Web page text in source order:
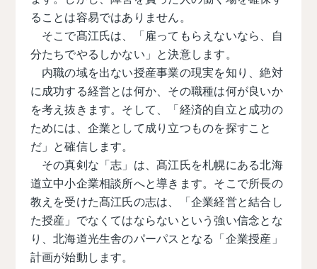
ることは容易ではありません。
そこで髙江⽒は、「雇ってもらえないなら、⾃
分たちでやるしかない」と決意します。
内職の域を出ない授産事業の現実を知り、絶対
に成功する経営とは何か、その職種は何が良いか
を考え抜きます。そして、「経済的自立と成功の
ためには、企業として成り立つものを探すこと
だ」と確信します。
その真剣な「志」は、髙江氏を札幌にある北海
道立中小企業相談所へと導きます。そこで所長の
教えを受けた髙江氏の志は、「企業経営と結合し
た授産」でなくてはならないという強い信念とな
り、北海道光生舎のパーパスとなる「企業授産」
計画が始動します。